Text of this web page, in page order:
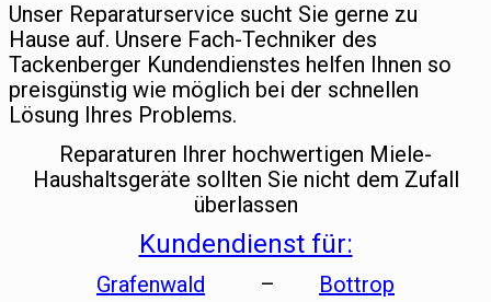
Unser Reparaturservice sucht Sie gerne zu
Hause auf. Unsere Fach-Techniker des
Tackenberger Kundendienstes helfen Ihnen so
preisgünstig wie möglich bei der schnellen
Lösung Ihres Problems.
Reparaturen Ihrer hochwertigen Miele-
Haushaltsgeräte sollten Sie nicht dem Zufall
überlassen
Kundendienst für:
Grafenwald – Bottrop